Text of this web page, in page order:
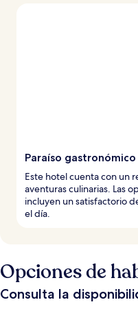
Paraíso gastronómico
Este hotel cuenta con un
aventuras culinarias. Las
incluyen un satisfactorio
el día.
Opciones de
Consulta la